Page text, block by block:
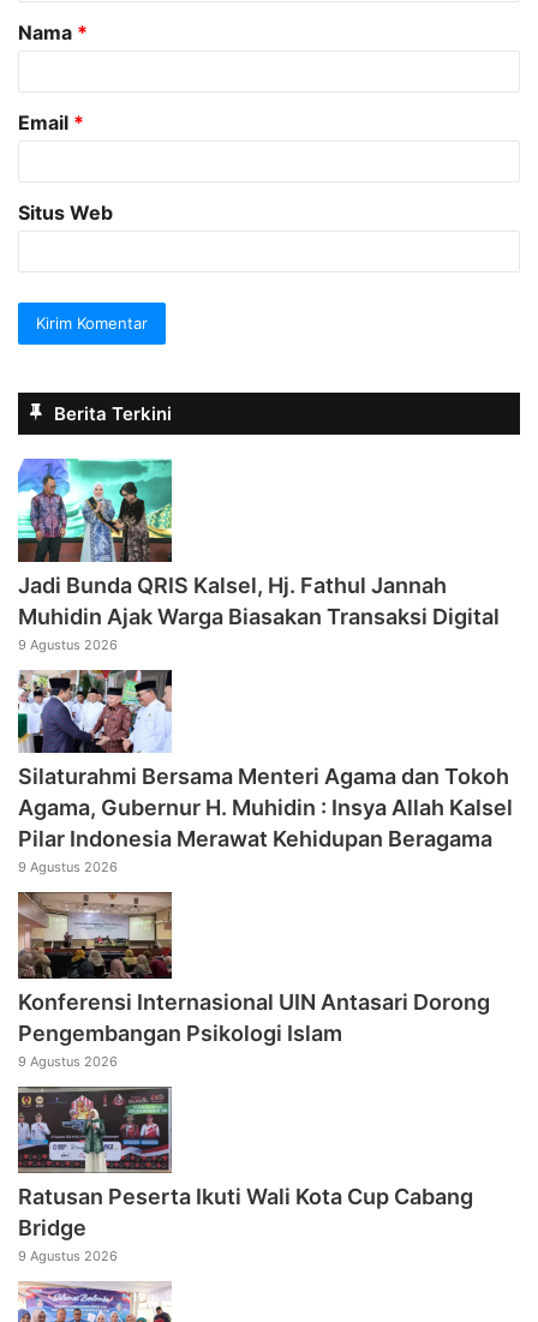
r
Nama *
Email *
Situs Web
Berita Terkini
Jadi Bunda QRIS Kalsel, Hj. Fathul Jannah
Muhidin Ajak Warga Biasakan Transaksi Digital
9 Agustus 2026
Silaturahmi Bersama Menteri Agama dan Tokoh
Agama, Gubernur H. Muhidin : Insya Allah Kalsel
Pilar Indonesia Merawat Kehidupan Beragama
9 Agustus 2026
Konferensi Internasional UIN Antasari Dorong
Pengembangan Psikologi Islam
9 Agustus 2026
Ratusan Peserta Ikuti Wali Kota Cup Cabang
Bridge
9 Agustus 2026